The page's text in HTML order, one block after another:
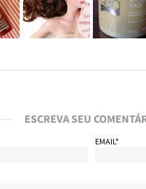
ESCREVA SEU
EMAIL*